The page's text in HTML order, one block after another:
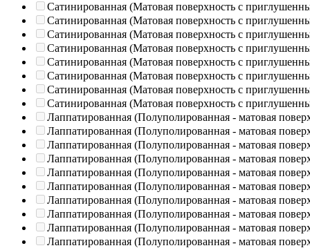
Сатинированная (Матовая поверхность с
Сатинированная (Матовая поверхность с
Сатинированная (Матовая поверхность с
Сатинированная (Матовая поверхность с
Сатинированная (Матовая поверхность с
Сатинированная (Матовая поверхность с
Сатинированная (Матовая поверхность с
Сатинированная (Матовая поверхность с
Лаппатированная (Полуполированная - матовая
Лаппатированная (Полуполированная - матовая
Лаппатированная (Полуполированная - матовая
Лаппатированная (Полуполированная - матовая
Лаппатированная (Полуполированная - матовая
Лаппатированная (Полуполированная - матовая
Лаппатированная (Полуполированная - матовая
Лаппатированная (Полуполированная - матовая
Лаппатированная (Полуполированная - матовая
Лаппатированная (Полуполированная - матовая